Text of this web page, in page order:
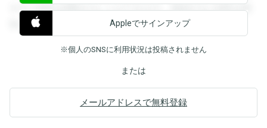
すると回答を閲覧することができます。登録すると回答を閲
覧することができます。
Appleでサインアップ
※個人のSNSに利用状況は投稿されません
または
メールアドレスで無料登録